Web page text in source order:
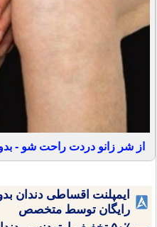
از شر زانو دردت راحت شو -
ایمپلنت اقساطی دندان
رایگان توسط متخصص